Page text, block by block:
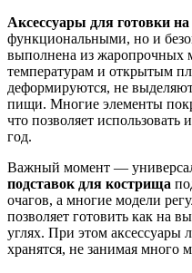
Аксессуары для готовки на
функциональными, но и
выполнена из жаропрочных
температурам и открытым
деформируются, не
пищи. Многие элементы
что позволяет
год.
Важный момент —
подставок для кострища
очагов, а многие модели
позволяет готовить как на
углях. При этом аксессуары
хранятся, не занимая много